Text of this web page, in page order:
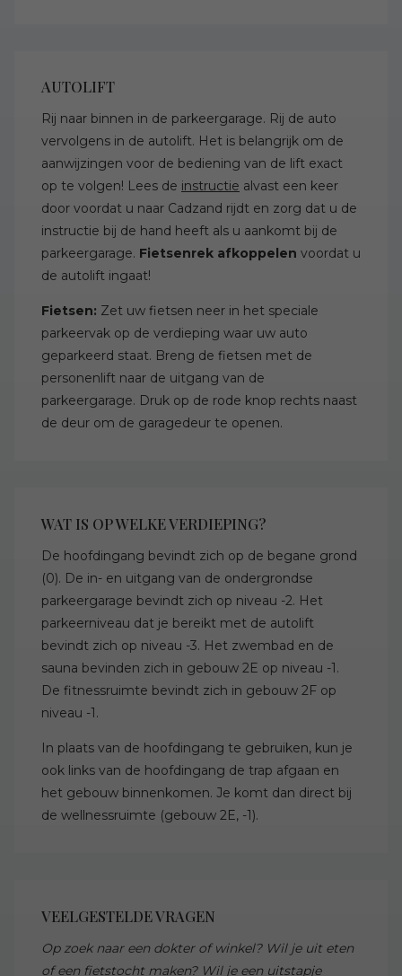
AUTOLIFT
Rij naar binnen in de parkeergarage. Rij de auto
vervolgens in de autolift. Het is belangrijk om de
aanwijzingen voor de bediening van de lift exact
op te volgen! Lees de instructie alvast een keer
door voordat u naar Cadzand rijdt en zorg dat u de
instructie bij de hand heeft als u aankomt bij de
parkeergarage. Fietsenrek afkoppelen voordat u
de autolift ingaat!
Fietsen: Zet uw fietsen neer in het speciale
parkeervak op de verdieping waar uw auto
geparkeerd staat. Breng de fietsen met de
personenlift naar de uitgang van de
parkeergarage. Druk op de rode knop rechts naast
de deur om de garagedeur te openen.
WAT IS OP WELKE VERDIEPING?
De hoofdingang bevindt zich op de begane grond
(0). De in- en uitgang van de ondergrondse
parkeergarage bevindt zich op niveau -2. Het
parkeerniveau dat je bereikt met de autolift
bevindt zich op niveau -3. Het zwembad en de
sauna bevinden zich in gebouw 2E op niveau -1.
De fitnessruimte bevindt zich in gebouw 2F op
niveau -1.
In plaats van de hoofdingang te gebruiken, kun je
ook links van de hoofdingang de trap afgaan en
het gebouw binnenkomen. Je komt dan direct bij
de wellnessruimte (gebouw 2E, -1).
VEELGESTELDE VRAGEN
Op zoek naar een dokter of winkel? Wil je uit eten
of een fietstocht maken? Wil je een uitstapje